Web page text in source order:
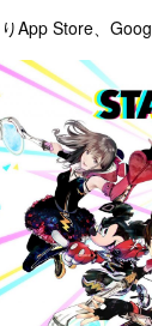
App Store、